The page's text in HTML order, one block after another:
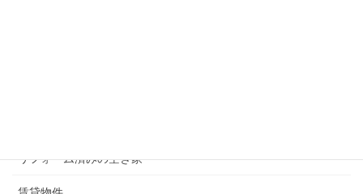
リフォーム済みの空き家